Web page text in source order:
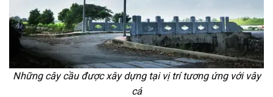
Những cây cầu được xây dựng tại vị trí tương ứng với vây
cá